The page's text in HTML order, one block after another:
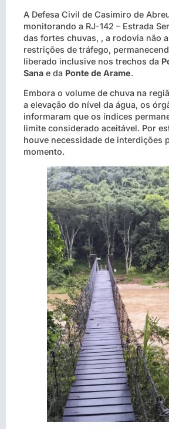
A Defesa Civil de Casimiro de
monitorando a RJ-142 – Estrada
das fortes chuvas, , a rodovia não
restrições de tráfego,
liberado inclusive nos trechos da
Sana e da Ponte de Arame.
Embora o volume de chuva na
a elevação do nível da água, os
informaram que os índices
limite considerado aceitável. Por
houve necessidade de interdições
momento.